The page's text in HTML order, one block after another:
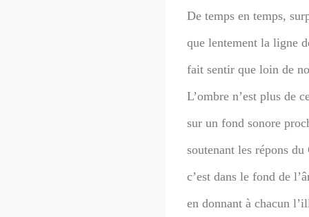
De temps en temps,
que lentement la ligne
fait sentir que loin de
L’ombre n’est plus de
sur un fond sonore
soutenant les répons
c’est dans le fond de
en donnant à chacun